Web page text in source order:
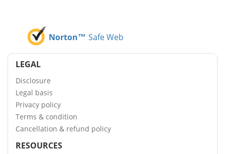
Norton™ Safe Web
LEGAL
Disclosure
Legal basis
Privacy policy
Terms & condition
Cancellation & refund policy
RESOURCES